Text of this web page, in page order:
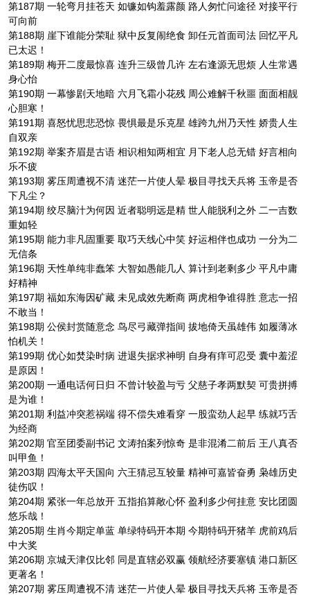
第187期 一轮弯月挂苍天 如镰如钩羞露颜 路人匆忙问途径 对接平行
可向前
第188期 崖下谁能分荣耻 狱中反复闹绝食 卸任元首面司法 回忆平凡
已太迟！
第189期 梅开二度最惊喜 连升三级曾几许 左右逢源无思烦 人生常遇
身心怡
第190期 一幕惨剧天地暗 六月飞霜小花残 周公难解千秋噩 面面相靓
心胆寒！
第191期 喜怒忧思悲恐惊 畏惧最是乐克星 雄跨九州乃天性 娇贵人生
自双亲
第192期 举案齐眉是古语 相识相知两相宜 月下老人总无错 好言相向
乐不疲
第193期 雾压周遭视不清 迷茫一片使人晕 极目寻找天兵将 玉帝是否
下凡尘？
第194期 绞尽脑汁为何因 近者聪明远是精 世人能脱利之外 二一吉数
重如轻
第195期 能力非凡固重要 取巧天线心中笑 好运相伴也成功 一分为二
无信条
第196期 天性单纯非蠢笨 大智如愚能几人 算计到老剩多少 平凡中庸
好精神
第197期 福如东海因矿藏 未见成效先断商 两虎相争谁得胜 意志一招
不敢当！
第198期 公侯封赏随意念 鸟尽弓藏弹指间 拔地倚天虽雄伟 如履薄冰
怕机关！
第199期 优心如焚染时病 进退失据求神明 自身有痒可忍受 囊中羞涩
是原因！
第200期 一通电话何日归 不曾计较盈与亏 父慈子孝两默契 可贵拼搏
是为谁！
第201期 利益冲突惹祸端 得不偿失难看穿 一股蛮劲人起早 练就巧舌
为经商
第202期 官至团委副书记 文涛拍案列惊奇 是非混淆二前后 王八真否
叫甲鱼！
第203期 四海太平天国向 六王猜忌互较量 精神可嘉皆奋勇 枭雄历史
徒伤叹！
第204期 紧张一年总放开 五指掐算敞心怀 盈利多少何挂意 安比团圆
悠乐哉！
第205期 生肖今期定单蓝 单绿特码开本期 今期特码开猪羊 虎前鸡后
中大奖
第206期 京城天津仅比邻 同是直辖必双赢 领航经济要塞镇 港口新区
更著名！
第207期 雾压周遭视不清 迷茫一片使人晕 极目寻找天兵将 玉帝是否